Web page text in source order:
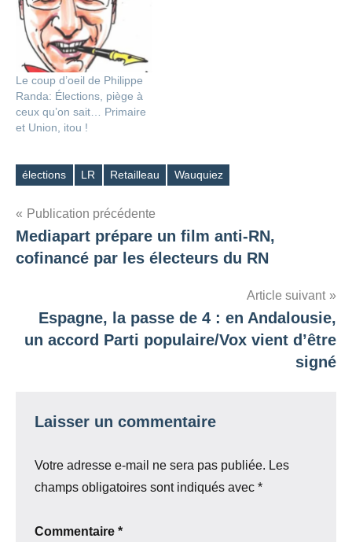
Le coup d’oeil de Philippe
Randa: Élections, piège à
ceux qu’on sait… Primaire
et Union, itou !
Étiquettes
élections LR Retailleau Wauquiez
Navigation
de
Publication précédente
Mediapart prépare un film anti-RN,
cofinancé par les électeurs du RN
Article suivant
Espagne, la passe de 4 : en Andalousie,
un accord Parti populaire/Vox vient d’être
signé
Laisser un commentaire
Votre adresse e-mail ne sera pas publiée. Les
champs obligatoires sont indiqués avec *
Commentaire *